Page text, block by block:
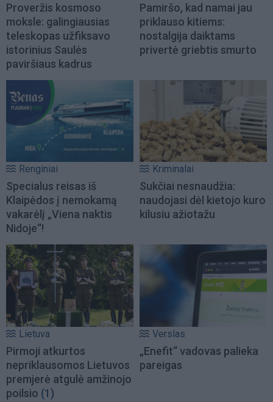
Proveržis kosmoso
moksle: galingiausias
teleskopas užfiksavo
istorinius Saulės
paviršiaus kadrus
Pamiršo, kad namai jau
priklauso kitiems:
nostalgija daiktams
privertė griebtis smurto
Renginiai
Specialus reisas iš
Klaipėdos į nemokamą
vakarėlį „Viena naktis
Nidoje“!
Kriminalai
Sukčiai nesnaudžia:
naudojasi dėl kietojo kuro
kilusiu ažiotažu
Lietuva
Pirmoji atkurtos
nepriklausomos Lietuvos
premjerė atgulė amžinojo
poilsio (1)
Verslas
„Enefit“ vadovas palieka
pareigas